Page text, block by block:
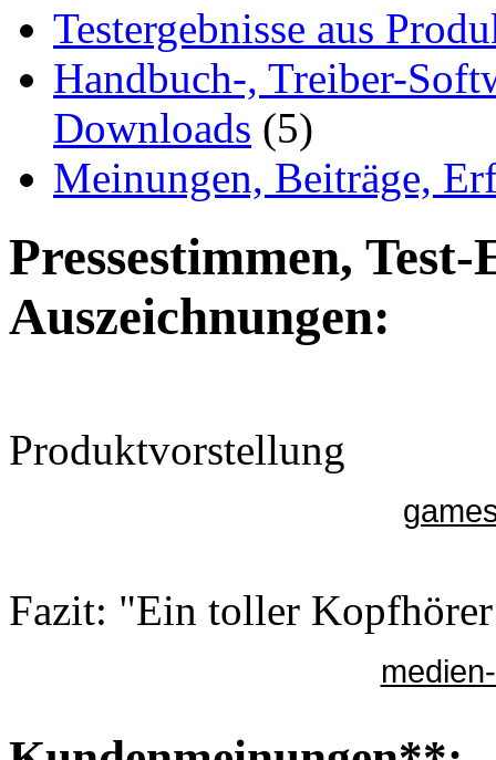
Testergebnisse aus
Handbuch-, Treiber-
Downloads (5)
Meinungen, Beiträge,
Pressestimmen,
Auszeichnungen:
Produktvorstellung
Fazit: "Ein toller